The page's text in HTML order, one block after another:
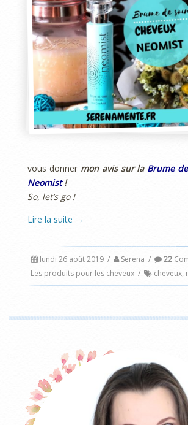
vous donner mon avis sur la Brume
Neomist!
So, let’s go !
Lire la suite →
lundi 26 août 2019 / Serena / 22
Les produits pour les cheveux / cheveux,